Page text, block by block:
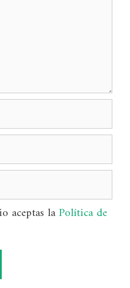
aceptas laPolítica de